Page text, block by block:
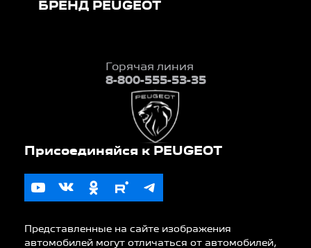
Горячая линия
8-800-555-53-35
БРЕНД PEUGEOT
Представленные на сайте изображения
автомобилей могут отличаться от автомобилей,